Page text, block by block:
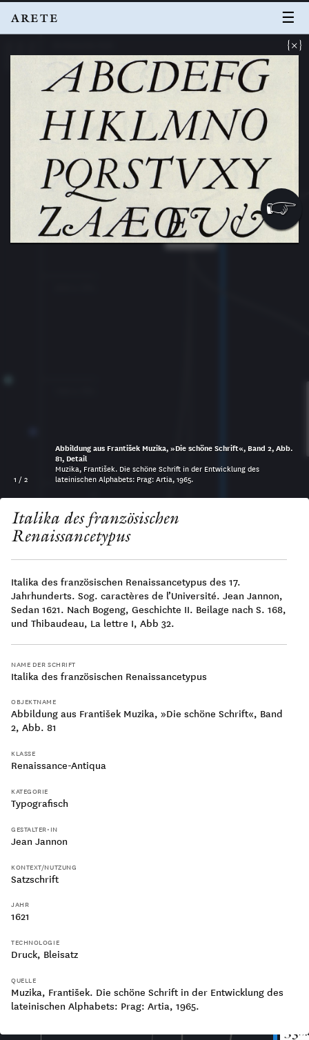
ARETE ☰
100
500
Capitalis
Kultur
Gesellschaft
Technik
1 /2
Abbildung aus František Muzika, »Die schöne Schrift«, Band 2, Abb.
81, Detail
Muzika, František. Die schöne Schrift in der Entwicklung des
lateinischen Alphabets: Prag: Artia, 1965.
×
Italika des französischen
Renaissancetypus
Italika des französischen Renaissancetypus des 17.
Jahrhunderts. Sog. caractères de l’Université. Jean Jannon,
Sedan 1621. Nach Bogeng, Geschichte II. Beilage nach S. 168,
und Thibaudeau, La lettre I, Abb 32.
NAME DER SCHRIFT
Italika des französischen Renaissancetypus
OBJEKTNAME
Abbildung aus František Muzika, »Die schöne Schrift«, Band
2, Abb. 81
KLASSE
Renaissance-Antiqua
KATEGORIE
Typografisch
GESTALTER•IN
Jean Jannon
KONTEXT/NUTZUNG
Satzschrift
JAHR
1621
TECHNOLOGIE
Druck Bleisatz
QUELLE
Muzika, František. Die schöne Schrift in der Entwicklung des
lateinischen Alphabets: Prag: Artia, 1965.